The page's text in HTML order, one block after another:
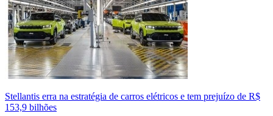
Stellantis erra na estratégia de carros elétricos e tem prejuízo de R$
153,9 bilhões